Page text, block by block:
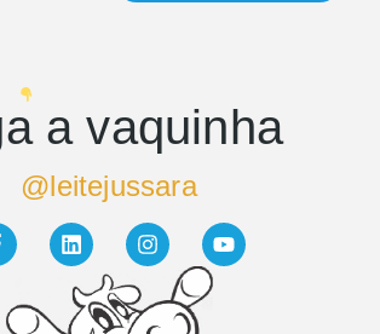
a vaquinha
@leitejussara